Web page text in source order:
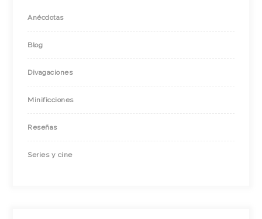
Anécdotas
Blog
Divagaciones
Minificciones
Reseñas
Series y cine